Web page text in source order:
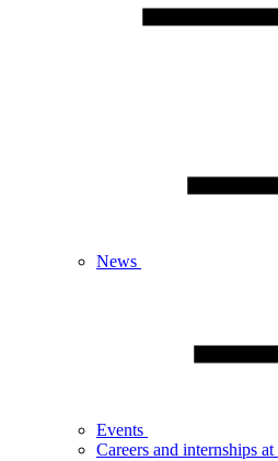
News
Events
Careers and internships